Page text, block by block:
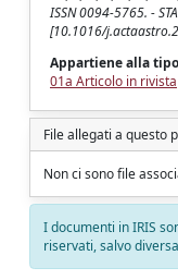
ISSN 0094-5765. -
[10.1016/
Appartiene alla
01a Articolo in rivista
File allegati a questo
Non ci sono file
I documenti in IRIS
riservati, salvo